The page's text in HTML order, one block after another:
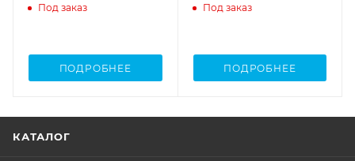
Под заказ
ПОДРОБНЕЕ
Под заказ
ПОДРОБНЕЕ
КАТАЛОГ